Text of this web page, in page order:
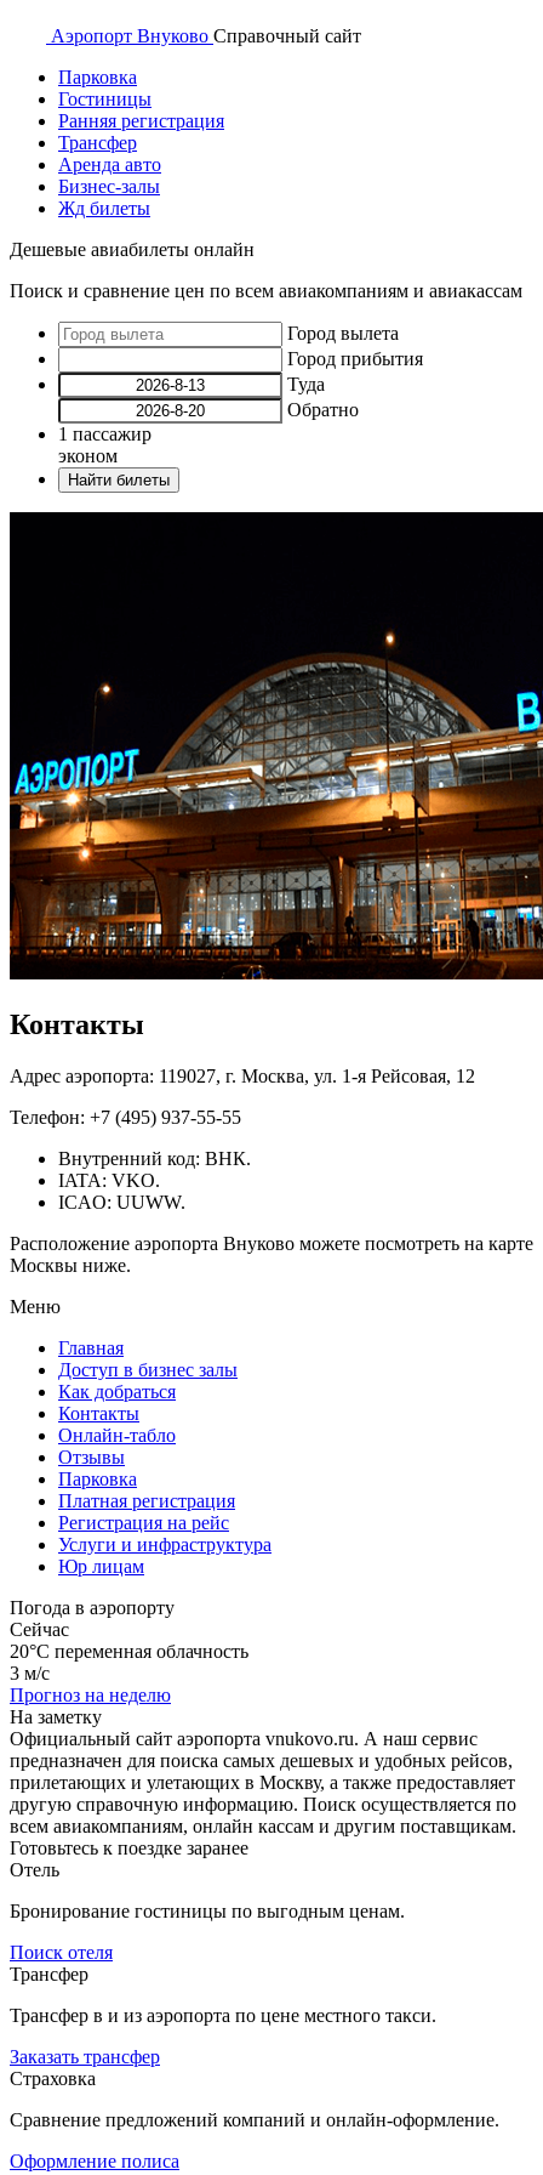
Аэропорт Внуково Справочный сайт
Парковка
Гостиницы
Ранняя регистрация
Трансфер
Аренда авто
Бизнес-залы
Жд билеты
Дешевые авиабилеты онлайн
Поиск и сравнение цен по всем авиакомпаниям и авиакассам
Город вылета
Город прибытия
Туда
Обратно
1 пассажир
эконом
Найти билеты
Контакты
Адрес аэропорта: 119027, г. Москва, ул. 1-я Рейсовая, 12
Телефон: +7 (495) 937-55-55
Внутренний код: ВНК.
IATA: VKO.
IСAO: UUWW.
Расположение аэропорта Внуково можете посмотреть на карте
Москвы ниже.
Меню
Главная
Доступ в бизнес залы
Как добраться
Контакты
Онлайн-табло
Отзывы
Парковка
Платная регистрация
Регистрация на рейс
Услуги и инфраструктура
Юр лицам
Погода в аэропорту
Сейчас
20°C переменная облачность
3 м/с
Прогноз на неделю
На заметку
Официальный сайт аэропорта vnukovo.ru. А наш сервис
предназначен для поиска самых дешевых и удобных рейсов,
прилетающих и улетающих в Москву, а также предоставляет
другую справочную информацию. Поиск осуществляется по
всем авиакомпаниям, онлайн кассам и другим поставщикам.
Готовьтесь к поездке заранее
Отель
Бронирование гостиницы по выгодным ценам.
Поиск отеля
Трансфер
Трансфер в и из аэропорта по цене местного такси.
Заказать трансфер
Страховка
Сравнение предложений компаний и онлайн-оформление.
Оформление полиса